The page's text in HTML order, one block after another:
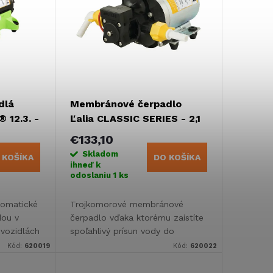
12.3. -
KOŠÍKA
v
Kód: 620019
Membránové čerpadlo
Ľalia CLASSIC SERIES - 2,1
bar, 10,6 l/min
€133,10
Skladom
ihneď k
odoslaniu 1 ks
DO KOŠÍKA
Trojkomorové membránové
čerpadlo vďaka ktorému zaistíte
spoľahlivý prísun vody do
kúpeľne, kuchyne aj WC voKód: 620022